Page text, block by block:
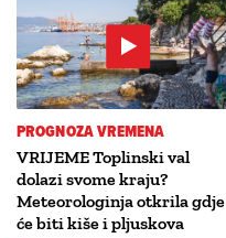
PROGNOZA VREMENA
VRIJEME Toplinski val
dolazi svome kraju?
Meteorologinja otkrila gdje
će biti kiše i pljuskova